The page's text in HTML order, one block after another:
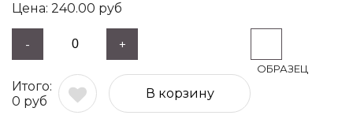
240.00 руб
- +
0 руб
В корзину